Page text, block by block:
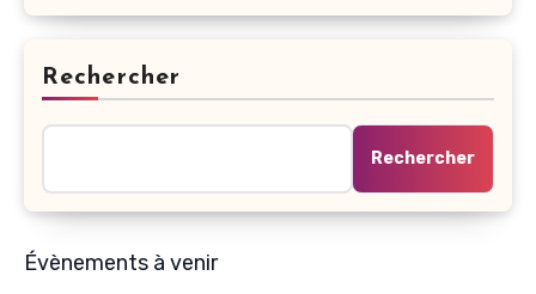
Rechercher
Rechercher
Évènements à venir